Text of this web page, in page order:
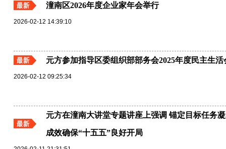
潼南区2026年度企业家年会举行
2026-02-12 14:39:10
元方参加指导区委组织部部务会2025年度民主生活
2026-02-12 09:25:34
元方在潼南大讲堂专题讲座上强调 锚定目标任务
成效确保“十五五”良好开局